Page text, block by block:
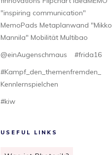
"inspiring communication"
MemoPads Metaplanwand "Mikko
Mannila" Mobilität Multibao
@einAugenschmaus
#frida16
#Kampf_den_themenfremden_
Kennlernspielchen
#kiw
USEFUL LINKS